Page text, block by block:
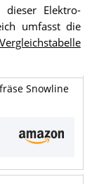
Elektro-
umfasst die
Snowline